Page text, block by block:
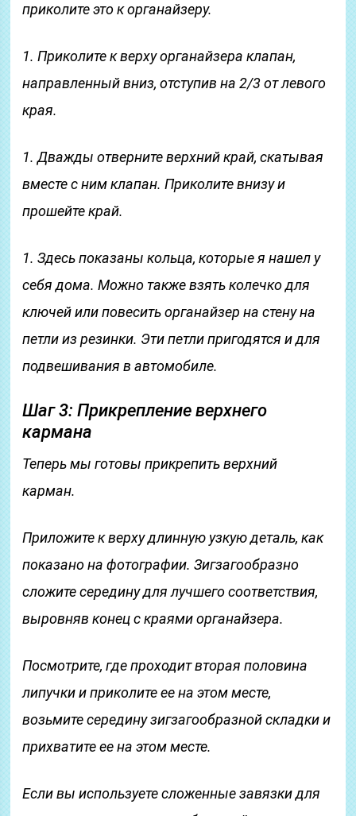
приколите это к органайзеру.
1. Приколите к верху органайзера клапан,
направленный вниз, отступив на 2/3 от левого
края.
1. Дважды отверните верхний край, скатывая
вместе с ним клапан. Приколите внизу и
прошейте край.
1. Здесь показаны кольца, которые я нашел у
себя дома. Можно также взять колечко для
ключей или повесить органайзер на стену на
петли из резинки. Эти петли пригодятся и для
подвешивания в автомобиле.
Шаг 3: Прикрепление верхнего
кармана
Теперь мы готовы прикрепить верхний
карман.
Приложите к верху длинную узкую деталь, как
показано на фотографии. Зигзагообразно
сложите середину для лучшего соответствия,
выровняв конец с краями органайзера.
Посмотрите, где проходит вторая половина
липучки и приколите ее на этом месте,
возьмите середину зигзагообразной складки и
прихватите ее на этом месте.
Если вы используете сложенные завязки для